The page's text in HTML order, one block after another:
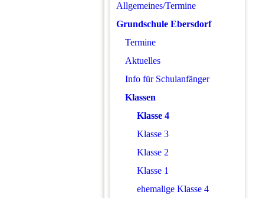
Allgemeines/Termine
Grundschule Ebersdorf
Termine
Aktuelles
Info für Schulanfänger
Klassen
Klasse 4
Klasse 3
Klasse 2
Klasse 1
ehemalige Klasse 4